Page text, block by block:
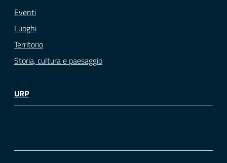
Eventi
Luoghi
Territorio
Storia, cultura e paesaggio
URP